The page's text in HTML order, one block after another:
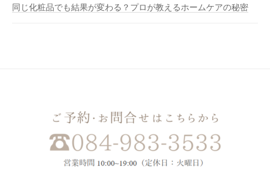
同じ化粧品でも結果が変わる？プロが教えるホームケアの秘密